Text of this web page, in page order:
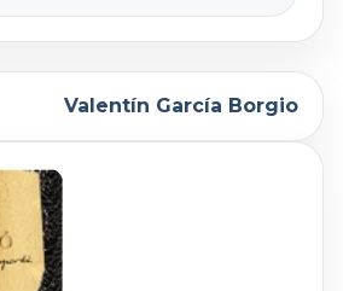
Valentín García Borgio